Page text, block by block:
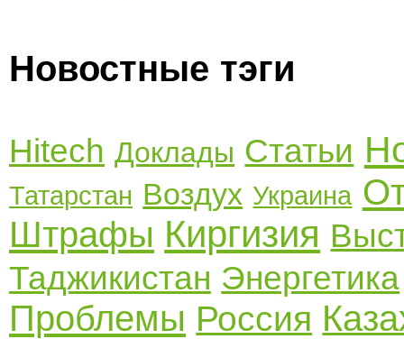
Новостные тэги
Hitech Доклады Статьи
Татарстан Воздух Украина
Штрафы Киргизия
Таджикистан Энергетика
Проблемы Россия